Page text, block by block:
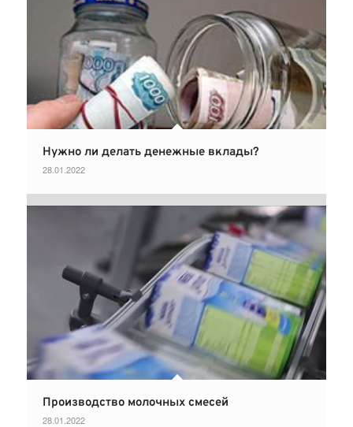
Нужно ли делать денежные вклады?
28.01.2022
Производство молочных смесей
28.01.2022